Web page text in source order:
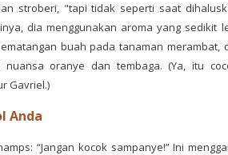
stroberi, "tapi tidak seperti saat
dia menggunakan aroma yang sedikit
buah pada tanaman merambat,
oranye dan tembaga. (Ya, itu
Gavriel.)
Anda
“Jangan kocok sampanye!” Ini